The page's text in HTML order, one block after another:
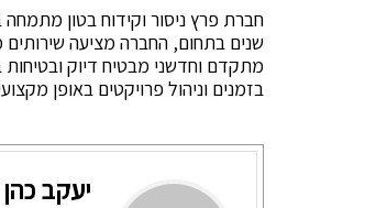
שנים בתחום, החברה מציעה שירותים
מתקדם וחדשני מבטיח דיוק
בזמנים וניהול פרויקטים באופן מקצועי
יעקב כהן